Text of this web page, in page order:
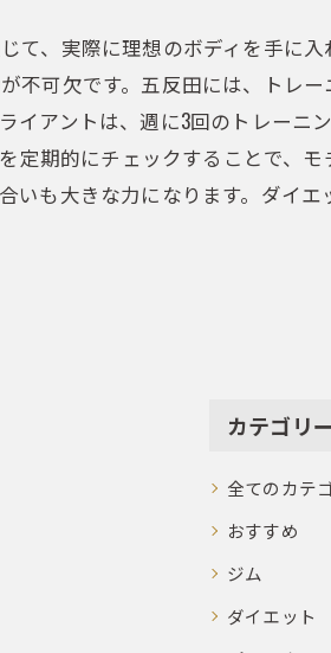
て、実際に理想のボディを手に
不可欠です。五反田には、トレ
アントは、週に3回のトレーニ
定期的にチェックすることで、
いも大きな力になります。ダイ
カテゴリー
全てのカテ
おすすめ
ジム
ダイエット